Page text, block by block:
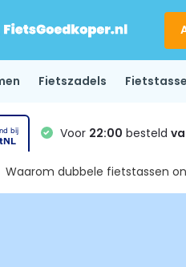
Fietszadels
Voor 22:00 besteld
Waarom dubbele fietstassen